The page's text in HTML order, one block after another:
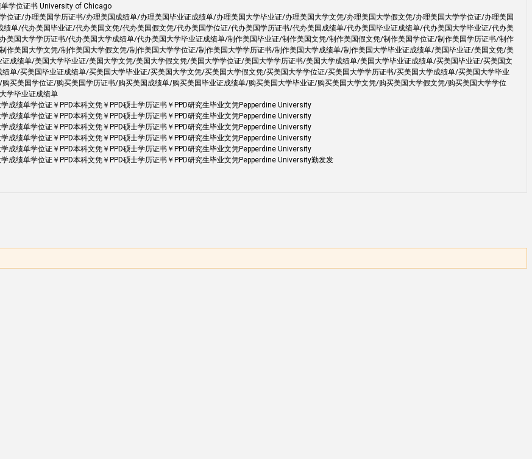
学位证书 University of Chicago
位证/办理美国学历证书/办理美国成绩单/办理美国毕业证成绩单/办理美国大学毕业证/办理美国大学文凭/办理美国大学假文凭/办理美国大学学位证/办理美国
单/代办美国毕业证/代办美国文凭/代办美国假文凭/代办美国学位证/代办美国学历证书/代办美国成绩单/代办美国毕业证成绩单/代办美国大学毕业证/代办美
美国大学学历证书/代办美国大学成绩单/代办美国大学毕业证成绩单/制作美国毕业证/制作美国文凭/制作美国假文凭/制作美国学位证/制作美国学历证书/制作
作美国大学文凭/制作美国大学假文凭/制作美国大学学位证/制作美国大学学历证书/制作美国大学成绩单/制作美国大学毕业证成绩单/美国毕业证/美国文凭/美
成绩单/美国大学毕业证/美国大学文凭/美国大学假文凭/美国大学学位证/美国大学学历证书/美国大学成绩单/美国大学毕业证成绩单/买美国毕业证/买美国文
单/买美国毕业证成绩单/买美国大学毕业证/买美国大学文凭/买美国大学假文凭/买美国大学学位证/买美国大学学历证书/买美国大学成绩单/买美国大学毕业
买美国学位证/购买美国学历证书/购买美国成绩单/购买美国毕业证成绩单/购买美国大学毕业证/购买美国大学文凭/购买美国大学假文凭/购买美国大学学位
学毕业证成绩单
成绩单学位证￥PPD本科文凭￥PPD硕士学历证书￥PPD研究生毕业文凭Pepperdine University
成绩单学位证￥PPD本科文凭￥PPD硕士学历证书￥PPD研究生毕业文凭Pepperdine University
成绩单学位证￥PPD本科文凭￥PPD硕士学历证书￥PPD研究生毕业文凭Pepperdine University
成绩单学位证￥PPD本科文凭￥PPD硕士学历证书￥PPD研究生毕业文凭Pepperdine University
成绩单学位证￥PPD本科文凭￥PPD硕士学历证书￥PPD研究生毕业文凭Pepperdine University
成绩单学位证￥PPD本科文凭￥PPD硕士学历证书￥PPD研究生毕业文凭Pepperdine University勤发发